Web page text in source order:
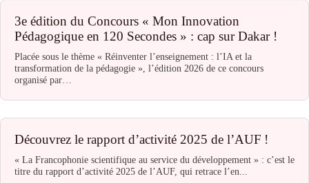
3e édition du Concours « Mon Innovation
Pédagogique en 120 Secondes » : cap sur Dakar !
Placée sous le thème « Réinventer l’enseignement : l’IA et la
transformation de la pédagogie », l’édition 2026 de ce concours
organisé par…
Découvrez le rapport d’activité 2025 de l’AUF !
« La Francophonie scientifique au service du développement » : c’est le
titre du rapport d’activité 2025 de l’AUF, qui retrace l’en...